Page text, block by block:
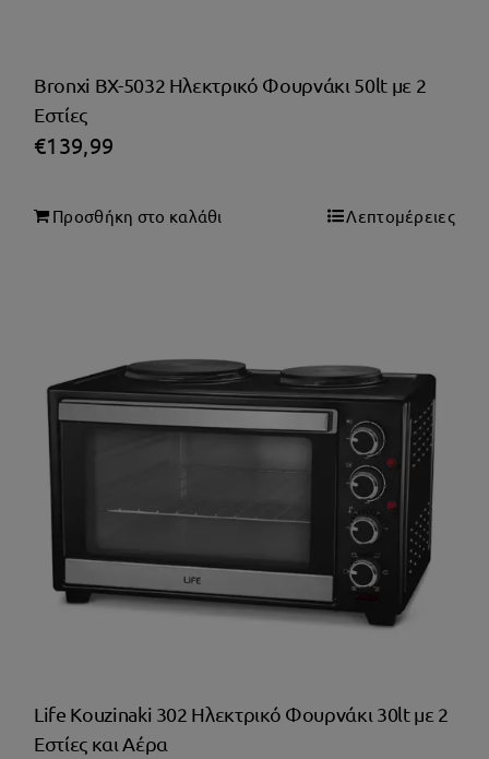
Bronxi BX-5032 Ηλεκτρικό Φουρνάκι 50lt με 2
Εστίες
€139,99
Προσθήκη στο καλάθι Λεπτομέρειες
Life Kouzinaki 302 Ηλεκτρικό Φουρνάκι 30lt με 2
Εστίες και Αέρα